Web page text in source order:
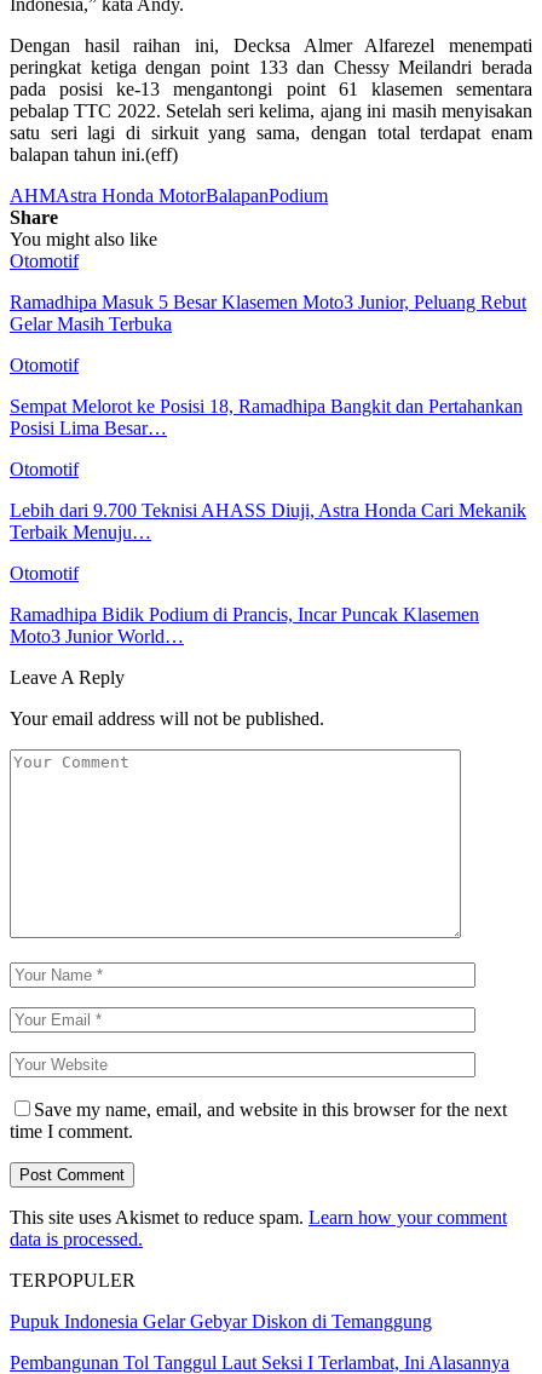
Dengan hasil raihan ini, Decksa Almer Alfarezel menempati
peringkat ketiga dengan point 133 dan Chessy Meilandri berada
pada posisi ke-13 mengantongi point 61 klasemen sementara
pebalap TTC 2022. Setelah seri kelima, ajang ini masih menyisakan
satu seri lagi di sirkuit yang sama, dengan total terdapat enam
balapan tahun ini.(eff)
AHMAstra Honda MotorBalapanPodium
Share
You might also like
Otomotif
Ramadhipa Masuk 5 Besar Klasemen Moto3 Junior, Peluang Rebut
Gelar Masih Terbuka
Otomotif
Sempat Melorot ke Posisi 18, Ramadhipa Bangkit dan Pertahankan
Posisi Lima Besar…
Otomotif
Lebih dari 9.700 Teknisi AHASS Diuji, Astra Honda Cari Mekanik
Terbaik Menuju…
Otomotif
Ramadhipa Bidik Podium di Prancis, Incar Puncak Klasemen
Moto3 Junior World…
Leave A Reply
Your email address will not be published.
Save my name, email, and website in this browser for the next
time I comment.
This site uses Akismet to reduce spam. Learn how your comment
data is processed.
TERPOPULER
Pupuk Indonesia Gelar Gebyar Diskon di Temanggung
Pembangunan Tol Tanggul Laut Seksi I Terlambat, Ini Alasannya